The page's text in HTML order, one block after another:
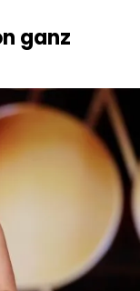
ganz